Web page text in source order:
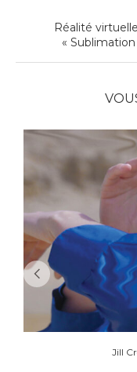
Réalité
«
Jill